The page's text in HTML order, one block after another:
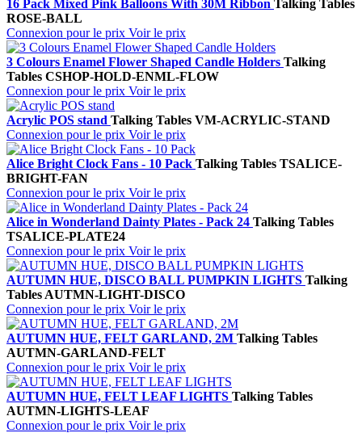
16 Pack Mixed Pink Balloons With 30M Ribbon Talking Tables
ROSE-BALL
Connexion pour le prix Voir le prix
3 Colours Enamel Flower Shaped Candle Holders Talking
Tables CSHOP-HOLD-ENML-FLOW
Connexion pour le prix Voir le prix
Acrylic POS stand Talking Tables VM-ACRYLIC-STAND
Connexion pour le prix Voir le prix
Alice Bright Clock Fans - 10 Pack Talking Tables TSALICE-
BRIGHT-FAN
Connexion pour le prix Voir le prix
Alice in Wonderland Dainty Plates - Pack 24 Talking Tables
TSALICE-PLATE24
Connexion pour le prix Voir le prix
AUTUMN HUE, DISCO BALL PUMPKIN LIGHTS Talking
Tables AUTMN-LIGHT-DISCO
Connexion pour le prix Voir le prix
AUTUMN HUE, FELT GARLAND, 2M Talking Tables
AUTMN-GARLAND-FELT
Connexion pour le prix Voir le prix
AUTUMN HUE, FELT LEAF LIGHTS Talking Tables
AUTMN-LIGHTS-LEAF
Connexion pour le prix Voir le prix